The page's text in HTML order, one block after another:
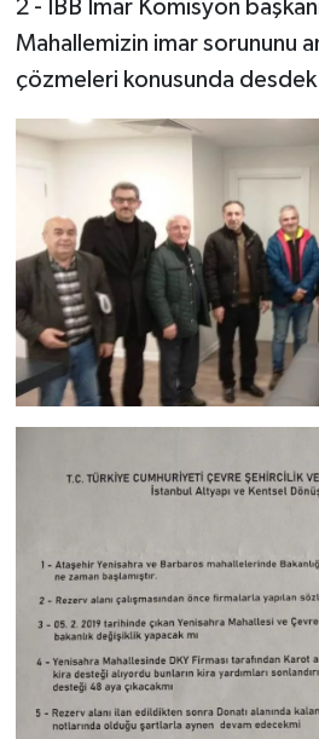
2 - İBB İmar Komisyon
Mahallemizin imar sorununu
çözmeleri konusunda